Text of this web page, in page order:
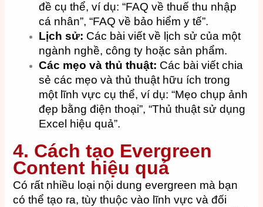
đề cụ thể, ví dụ: “FAQ về thuế thu nhập
cá nhân”, “FAQ về bảo hiểm y tế”.
Lịch sử: Các bài viết về lịch sử của một
ngành nghề, công ty hoặc sản phẩm.
Các mẹo và thủ thuật: Các bài viết chia
sẻ các mẹo và thủ thuật hữu ích trong
một lĩnh vực cụ thể, ví dụ: “Mẹo chụp ảnh
đẹp bằng điện thoại”, “Thủ thuật sử dụng
Excel hiệu quả”.
4. Cách tạo Evergreen
Content hiệu quả
Có rất nhiều loại nội dung evergreen mà bạn
có thể tạo ra, tùy thuộc vào lĩnh vực và đối